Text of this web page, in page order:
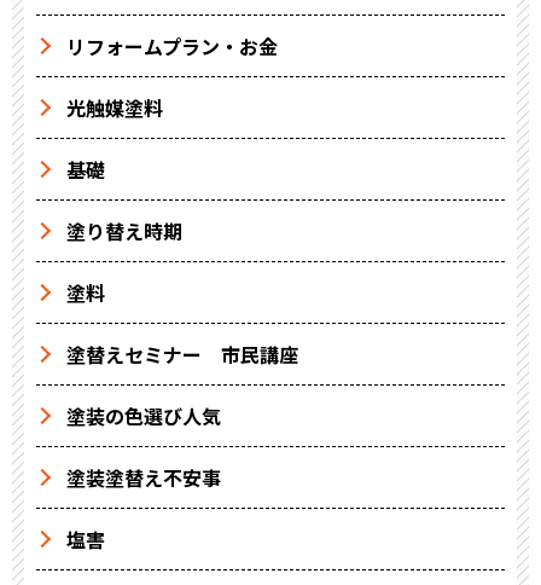
リフォームプラン・お金
光触媒塗料
基礎
塗り替え時期
塗料
塗替えセミナー 市民講座
塗装の色選び人気
塗装塗替え不安事
塩害